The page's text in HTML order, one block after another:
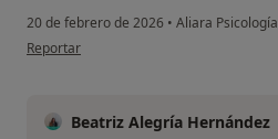
20 de febrero de 2026 • Aliara Psicología
en opinión del usuario D.A
Reportar
Beatriz Alegría Hernández